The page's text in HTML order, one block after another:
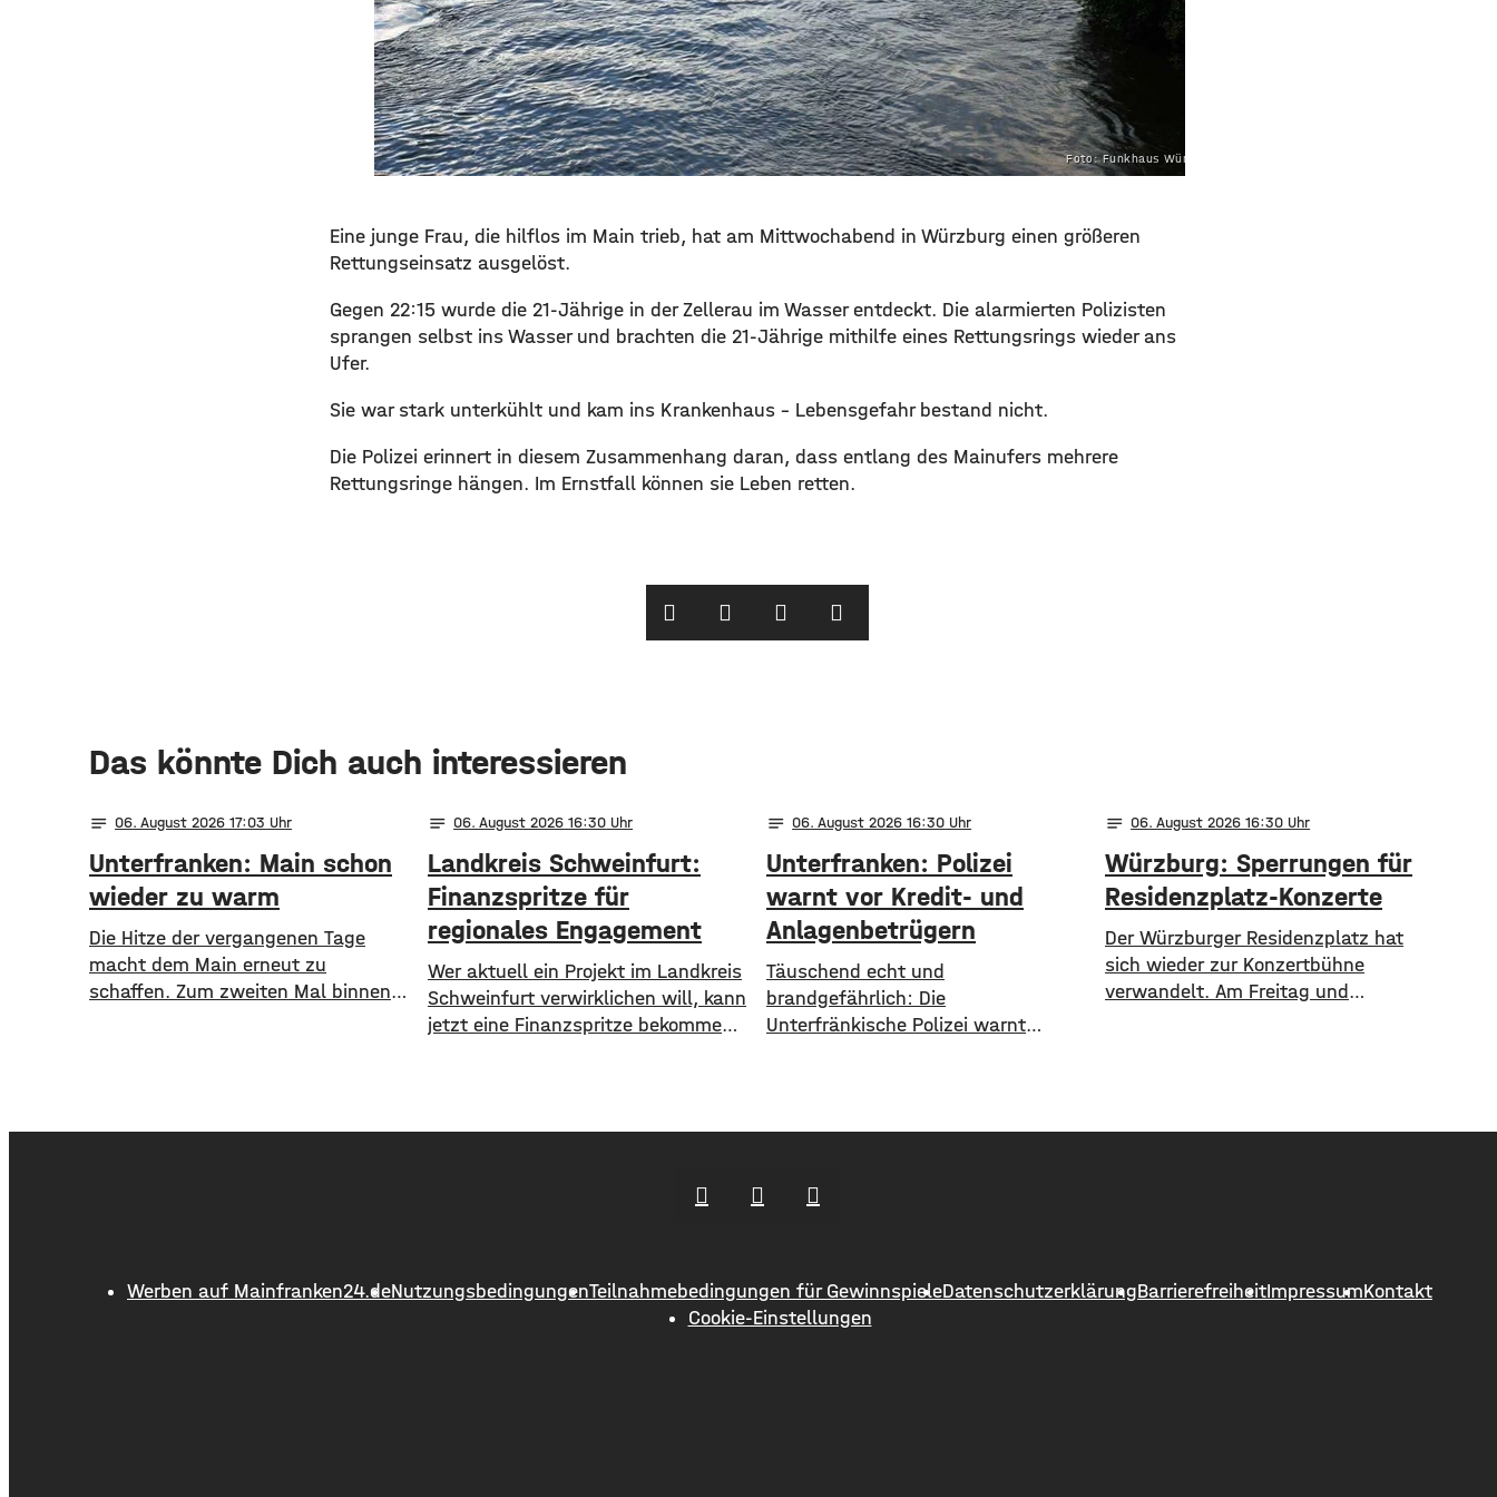
Foto: Funkhaus Würzburg
​​Eine junge Frau, die hilflos im Main trieb, hat am Mittwochabend in Würzburg einen größeren
Rettungseinsatz ausgelöst.
​Gegen 22:15 wurde die 21-Jährige in der Zellerau im Wasser entdeckt. Die alarmierten Polizisten
sprangen selbst ins Wasser und brachten die 21-Jährige mithilfe eines Rettungsrings wieder ans
Ufer.
​Sie war stark unterkühlt und kam ins Krankenhaus – Lebensgefahr bestand nicht.
​Die Polizei erinnert in diesem Zusammenhang daran, dass entlang des Mainufers mehrere
Rettungsringe hängen. Im Ernstfall können sie Leben retten. ​
Das könnte Dich auch interessieren
notes 06. August 2026 17:03
Unterfranken: Main schon
wieder zu warm
Die Hitze der vergangenen Tage
macht dem Main erneut zu
schaffen. Zum zweiten Mal binnen
mainabwärts die zweite von drei
notes 06. August 2026 16:30
Landkreis Schweinfurt:
Finanzspritze für
regionales Engagement
Wer aktuell ein Projekt im Landkreis
Schweinfurt verwirklichen will, kann
jetzt eine Finanzspritze bekommen.
Fördergeld. Bewerben können sich
Entwicklungszielen des Landkreises
Die Entwicklungsziele sind:
notes 06. August 2026 16:30
Unterfranken: Polizei
warnt vor Kredit- und
Anlagenbetrügern
​​Täuschend echt und
brandgefährlich: Die
Unterfränkische Polizei warnt
setzen. ​Demnach werden auch
Region um ihr Erspartes gebracht. ​
Laut Polizei erstellen die Täter
Empfehlungen von prominenten
Persönlichkeiten. Ihr Ziel: echte
notes 06. August 2026 16:30
Würzburg: Sperrungen für
Residenzplatz-Konzerte
Der Würzburger Residenzplatz hat
sich wieder zur Konzertbühne
verwandelt. Am Freitag und
Samstag ist dann das Konzert des
Werben auf Mainfranken24.deNutzungsbedingungenTeilnahmebedingungen für GewinnspieleDatenschutzerklärungBarrierefreiheitImpressumKontakt
Cookie-Einstellungen